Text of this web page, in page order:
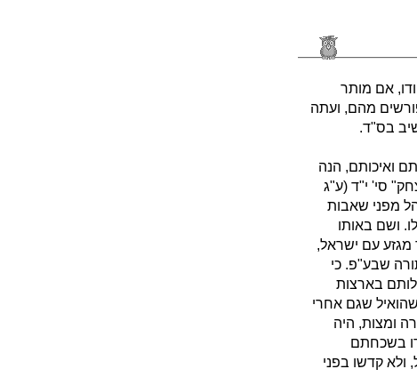
אם מותר
מהם, ועתה
בס"ד.
ואיכותם, הנה
סי' י"ד (ע"ג
מפני שאבות
ושם באותו
מגזע עם ישראל,
שבע"פ. כי
בארצות
שגם אחרי
ומצות, היה
בשכחתם
ולא קדשו בפני